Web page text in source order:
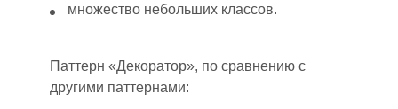
множество небольших классов.
Паттерн «Декоратор», по сравнению с
другими паттернами: